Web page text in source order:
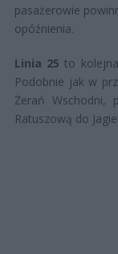
pasażerowie
opóźnienia.
Linia 25 to
Podobnie jak w
Żerań Wschodni,
Ratuszową do